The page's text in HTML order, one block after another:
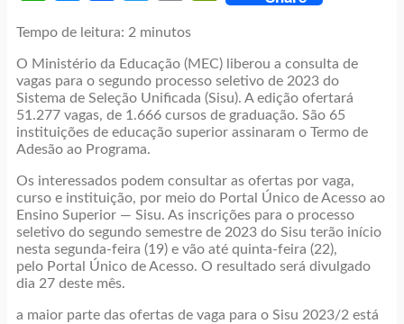
Tempo de leitura: 2 minutos
O Ministério da Educação (MEC) liberou a consulta de
vagas para o segundo processo seletivo de 2023 do
Sistema de Seleção Unificada (Sisu). A edição ofertará
51.277 vagas, de 1.666 cursos de graduação. São 65
instituições de educação superior assinaram o Termo de
Adesão ao Programa.
Os interessados podem consultar as ofertas por vaga,
curso e instituição, por meio do Portal Único de Acesso ao
Ensino Superior — Sisu. As inscrições para o processo
seletivo do segundo semestre de 2023 do Sisu terão início
nesta segunda-feira (19) e vão até quinta-feira (22),
pelo Portal Único de Acesso. O resultado será divulgado
dia 27 deste mês.
a maior parte das ofertas de vaga para o Sisu 2023/2 está